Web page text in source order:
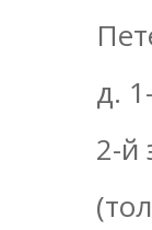
д.
2-й